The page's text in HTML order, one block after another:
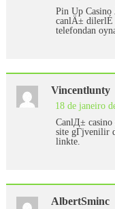
Pin Up
canlÄ±
telefondan
Vincentlunty
18 de janeiro
CanlД±
site gГјvenilir
linkte.
AlbertSminc